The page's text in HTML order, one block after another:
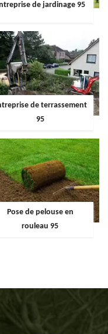
de jardinage 95
de terrassement
95
Pose de pelouse en
rouleau 95